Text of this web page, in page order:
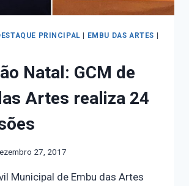
PRINCIPAL | EMBU DAS ARTES |
Natal: GCM de
Artes realiza 24
27, 2017
Municipal de Embu das Artes